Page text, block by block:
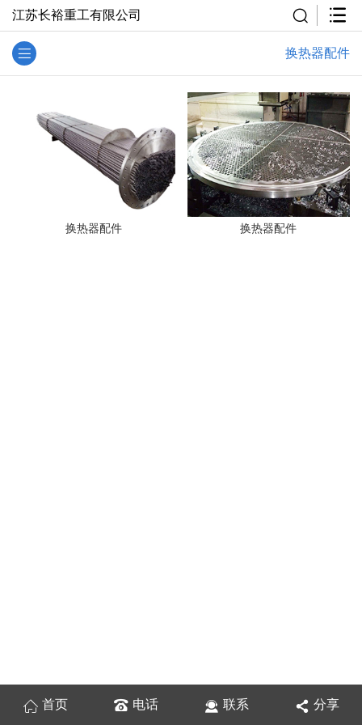
江苏长裕重工有限公司
换热器配件
换热器配件 换热器配件
首页 电话 联系 分享